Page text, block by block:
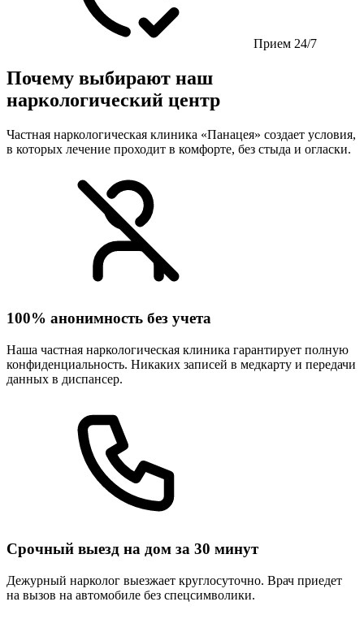
Прием 24/7
Почему выбирают наш
наркологический центр
Частная наркологическая клиника «Панацея» создает условия,
в которых лечение проходит в комфорте, без стыда и огласки.
100% анонимность без учета
Наша частная наркологическая клиника гарантирует полную
конфиденциальность. Никаких записей в медкарту и передачи
данных в диспансер.
Срочный выезд на дом за 30 минут
Дежурный нарколог выезжает круглосуточно. Врач приедет
на вызов на автомобиле без спецсимволики.